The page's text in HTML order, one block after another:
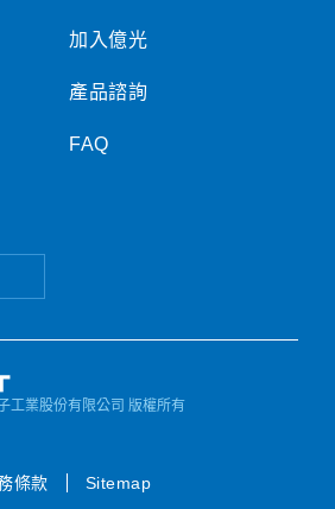
加入億光
產品諮詢
FAQ
工業股份有限公司 版權所有
條款 Sitemap